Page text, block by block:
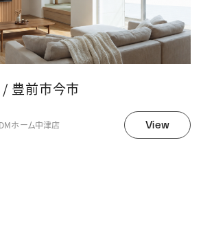
豊前市今市
ホーム中津店 View